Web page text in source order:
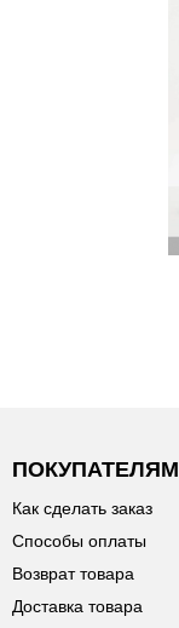
ПОКУПАТЕЛЯМ
Как сделать заказ
Способы оплаты
Возврат товара
Доставка товара